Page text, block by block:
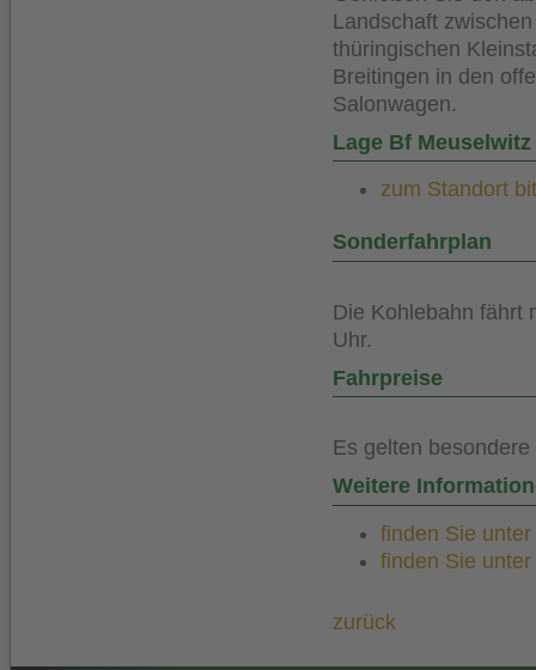
Landschaft
thüringischen
Breitingen in den
Salonwagen.
Lage Bf Meuselwitz
zum Standort
Sonderfahrplan
Die Kohlebahn fährt
Uhr.
Fahrpreise
Es gelten besondere
Weitere
finden Sie
finden Sie
zurück